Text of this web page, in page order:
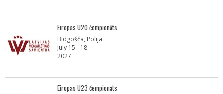
Eiropas U20 čempionāts
Bidgošča, Polija
July 15 - 18
2027
Eiropas U23 čempionāts